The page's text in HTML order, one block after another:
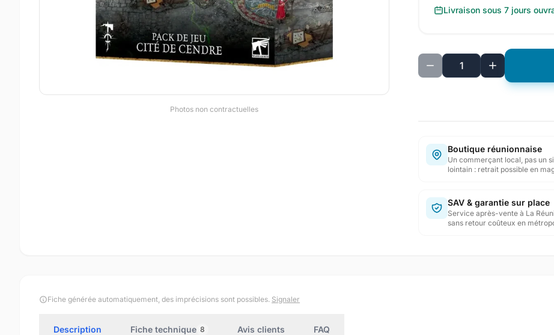
Photos non contractuelles
Livraison sous 7 jours
Boutique réunionnaise
Un commerçant local, pas un
lointain : retrait possible en
SAV & garantie sur place
Service après-vente à La
sans retour coûteux en
Fiche générée automatiquement, des imprécisions sont possibles. Signaler
Description Fiche technique 8 Avis clients FAQ